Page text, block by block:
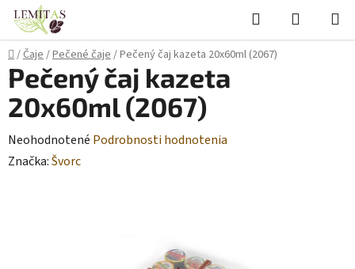
Prejsť
obsah
Hľadať
KOŠÍK
Domov
/Čaje/Pečené čaje/Pečený čaj kazeta 20x60ml (2067)
Pečený čaj kazeta
20x60ml (2067)
Priemerné
hodnotenie
Neohodnotené Podrobnosti hodnotenia
Značka:Švorc